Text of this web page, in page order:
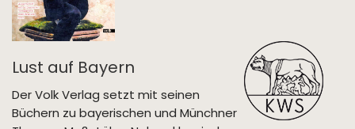
Lust auf Bayern
Der Volk Verlag setzt mit seinen
Büchern zu bayerischen und Münchner